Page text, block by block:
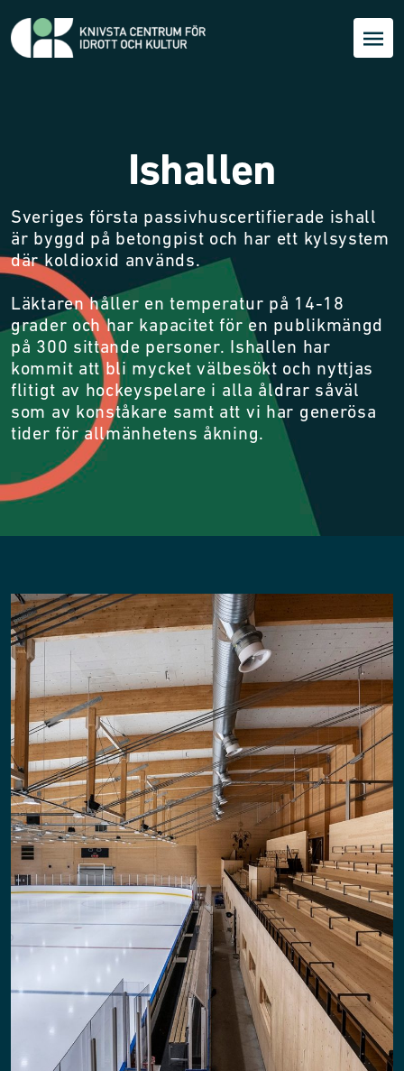
Ishallen
Sveriges första passivhuscertifierade ishall
är byggd på betongpist och har ett kylsystem
där koldioxid används.
Läktaren håller en temperatur på 14-18
grader och har kapacitet för en publikmängd
på 300 sittande personer. Ishallen har
kommit att bli mycket välbesökt och nyttjas
flitigt av hockeyspelare i alla åldrar såväl
som av konståkare samt att vi har generösa
tider för allmänhetens åkning.